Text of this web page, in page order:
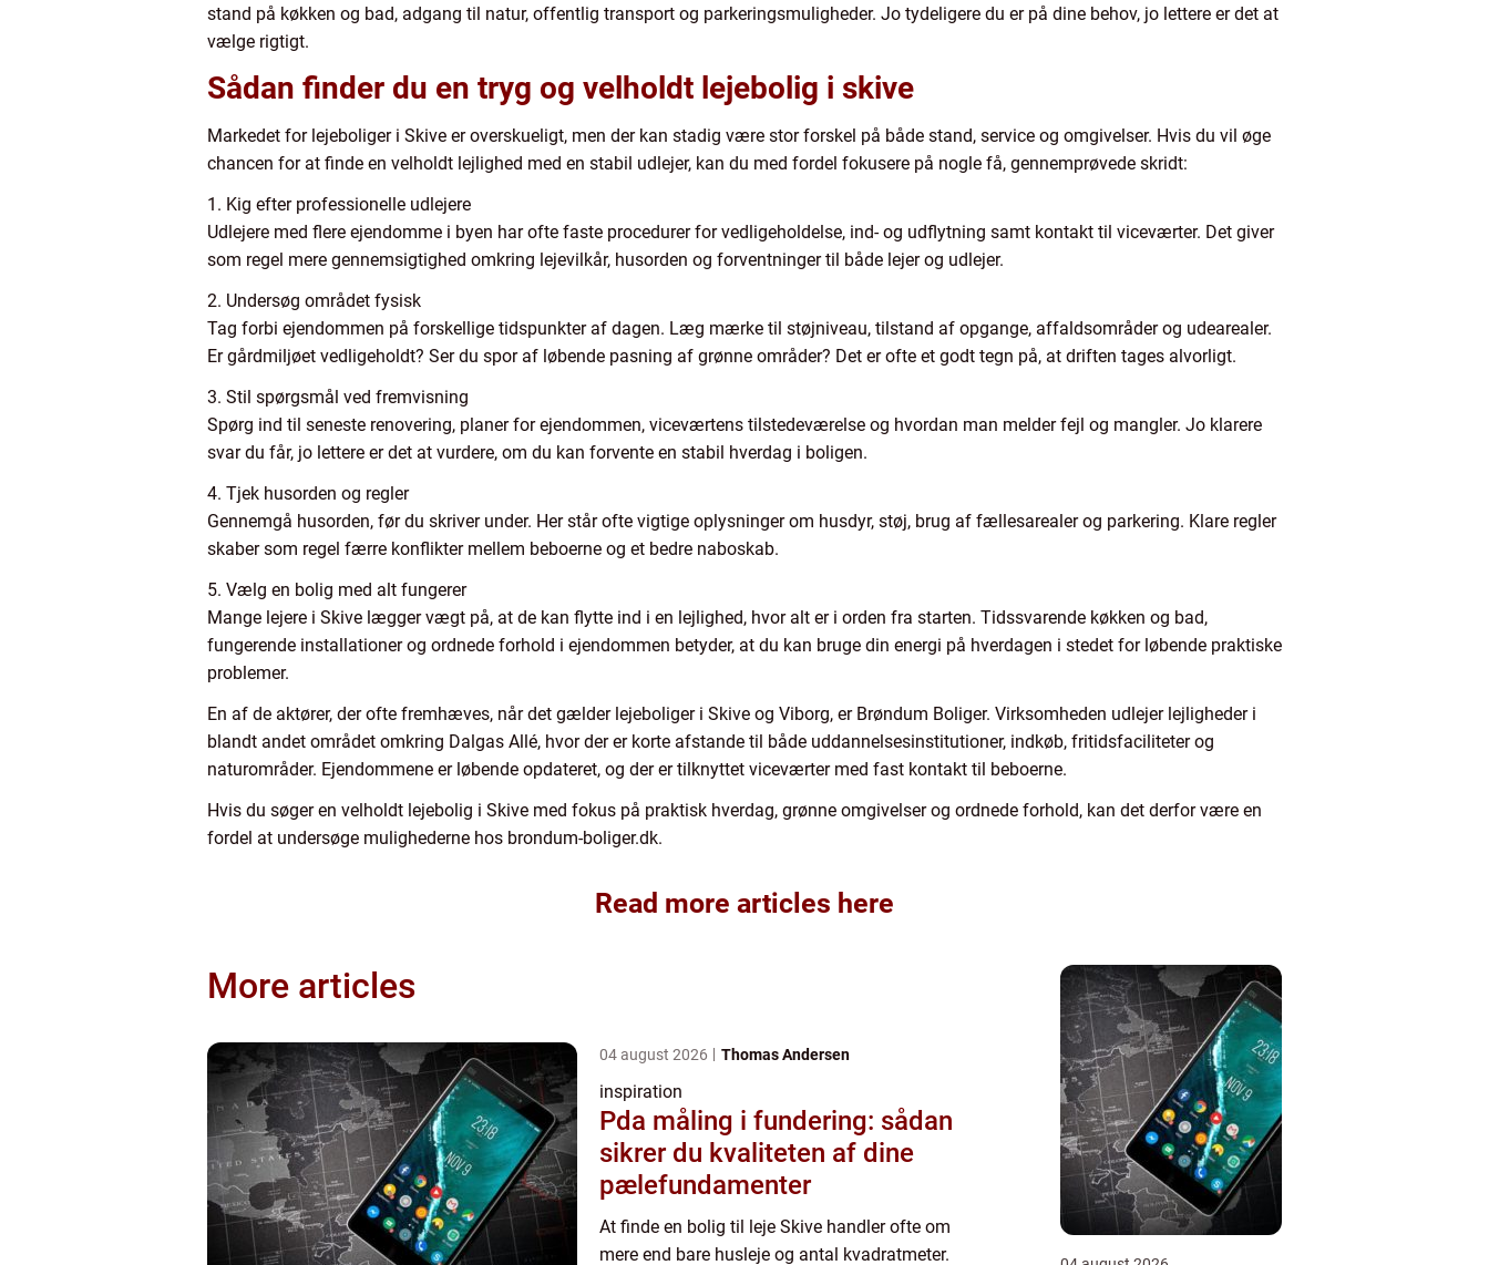
stand på køkken og bad, adgang til natur, offentlig transport og parkeringsmuligheder. Jo tydeligere du er på dine behov, jo lettere er det at
vælge rigtigt.
Sådan finder du en tryg og velholdt lejebolig i skive
Markedet for lejeboliger i Skive er overskueligt, men der kan stadig være stor forskel på både stand, service og omgivelser. Hvis du vil øge
chancen for at finde en velholdt lejlighed med en stabil udlejer, kan du med fordel fokusere på nogle få, gennemprøvede skridt:
1. Kig efter professionelle udlejere
Udlejere med flere ejendomme i byen har ofte faste procedurer for vedligeholdelse, ind- og udflytning samt kontakt til viceværter. Det giver
som regel mere gennemsigtighed omkring lejevilkår, husorden og forventninger til både lejer og udlejer.
2. Undersøg området fysisk
Tag forbi ejendommen på forskellige tidspunkter af dagen. Læg mærke til støjniveau, tilstand af opgange, affaldsområder og udearealer.
Er gårdmiljøet vedligeholdt? Ser du spor af løbende pasning af grønne områder? Det er ofte et godt tegn på, at driften tages alvorligt.
3. Stil spørgsmål ved fremvisning
Spørg ind til seneste renovering, planer for ejendommen, viceværtens tilstedeværelse og hvordan man melder fejl og mangler. Jo klarere
svar du får, jo lettere er det at vurdere, om du kan forvente en stabil hverdag i boligen.
4. Tjek husorden og regler
Gennemgå husorden, før du skriver under. Her står ofte vigtige oplysninger om husdyr, støj, brug af fællesarealer og parkering. Klare regler
skaber som regel færre konflikter mellem beboerne og et bedre naboskab.
5. Vælg en bolig med alt fungerer
Mange lejere i Skive lægger vægt på, at de kan flytte ind i en lejlighed, hvor alt er i orden fra starten. Tidssvarende køkken og bad,
fungerende installationer og ordnede forhold i ejendommen betyder, at du kan bruge din energi på hverdagen i stedet for løbende praktiske
problemer.
En af de aktører, der ofte fremhæves, når det gælder lejeboliger i Skive og Viborg, er Brøndum Boliger. Virksomheden udlejer lejligheder i
blandt andet området omkring Dalgas Allé, hvor der er korte afstande til både uddannelsesinstitutioner, indkøb, fritidsfaciliteter og
naturområder. Ejendommene er løbende opdateret, og der er tilknyttet viceværter med fast kontakt til beboerne.
Hvis du søger en velholdt lejebolig i Skive med fokus på praktisk hverdag, grønne omgivelser og ordnede forhold, kan det derfor være en
fordel at undersøge mulighederne hos brondum-boliger.dk.
Read more articles here
More articles
04 august 2026 Thomas Andersen
inspiration
Pda måling i fundering: sådan
sikrer du kvaliteten af dine
pælefundamenter
At finde en bolig til leje Skive handler ofte om
mere end bare husleje og antal kvadratmeter.